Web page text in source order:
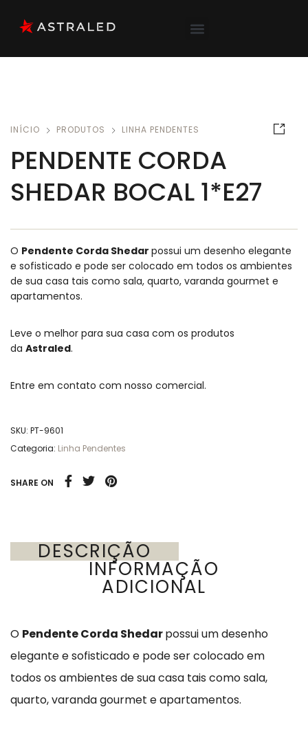
INÍCIO PRODUTOS LINHA PENDENTES
PENDENTE CORDA
SHEDAR BOCAL 1*E27
O Pendente Corda Shedar possui um desenho elegante
e sofisticado e pode ser colocado em todos os ambientes
de sua casa tais como sala, quarto, varanda gourmet e
apartamentos.
Leve o melhor para sua casa com os produtos
da Astraled.
Entre em contato com nosso comercial.
SKU: PT-9601
Categoria: Linha Pendentes
SHARE ON
DESCRIÇÃO
INFORMAÇÃO
ADICIONAL
O Pendente Corda Shedarpossui um desenho
elegante e sofisticado e pode ser colocado em
todos os ambientes de sua casa tais como sala,
quarto, varanda gourmet e apartamentos.